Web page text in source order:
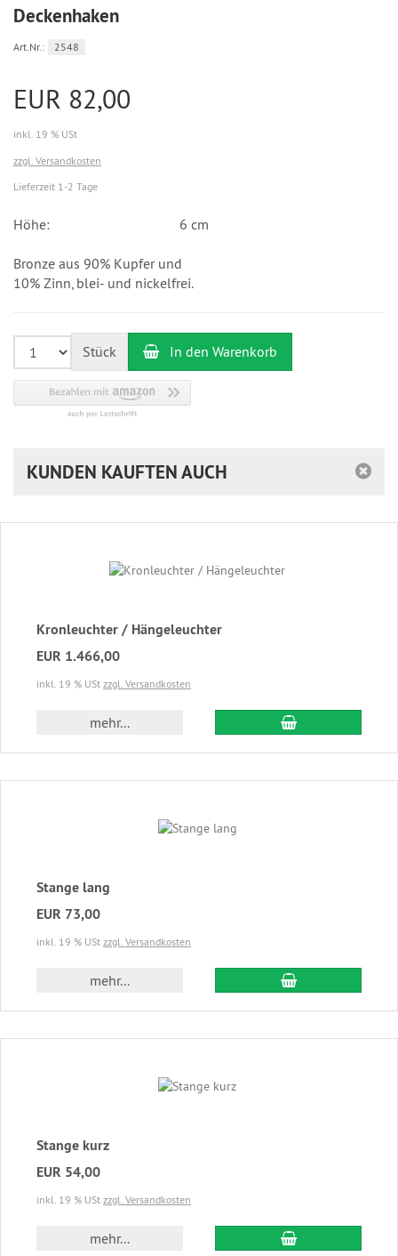
Deckenhaken
Art.Nr.: 2548
EUR 82,00
inkl. 19 % USt
zzgl. Versandkosten
Lieferzeit 1-2 Tage
Höhe: 6 cm
Bronze aus 90% Kupfer und
10% Zinn, blei- und nickelfrei.
Stück In den Warenkorb
KUNDEN KAUFTEN AUCH
Kronleuchter / Hängeleuchter
EUR 1.466,00
inkl. 19 % USt zzgl. Versandkosten
mehr... In den
Stange lang
EUR 73,00
inkl. 19 % USt zzgl. Versandkosten
mehr... In den
Stange kurz
EUR 54,00
inkl. 19 % USt zzgl. Versandkosten
mehr... In den